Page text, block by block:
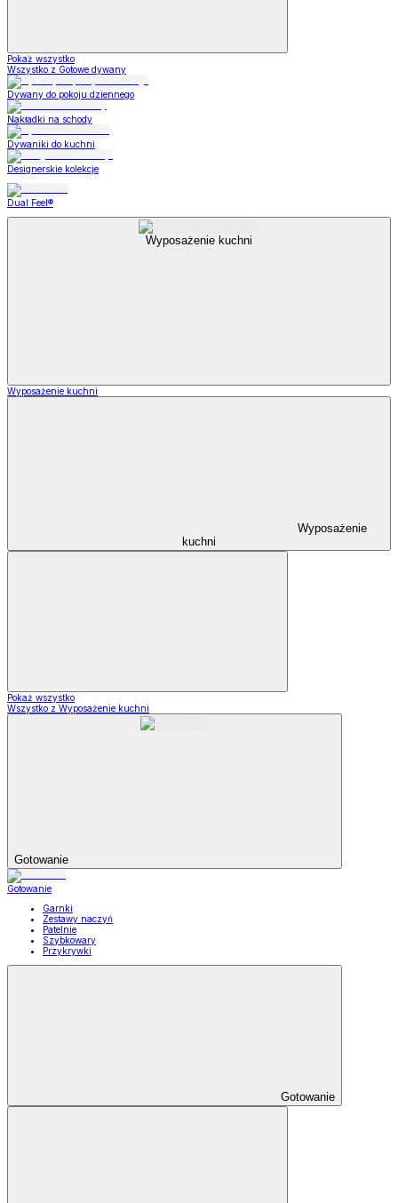
Pokaż wszystko
Wszystko z Gotowe dywany
Dywany do pokoju dziennego
Nakładki na schody
Dywaniki do kuchni
Designerskie kolekcje
Dual Feel®
Wyposażenie kuchni
Wyposażenie kuchni
Wyposażenie
kuchni
Pokaż wszystko
Wszystko z Wyposażenie kuchni
Gotowanie
Gotowanie
Garnki
Zestawy naczyń
Patelnie
Szybkowary
Przykrywki
Gotowanie